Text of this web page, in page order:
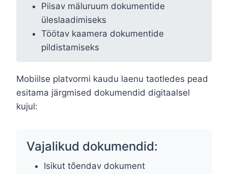
Piisav mäluruum dokumentide
üleslaadimiseks
Töötav kaamera dokumentide
pildistamiseks
Mobiilse platvormi kaudu laenu taotledes pead
esitama järgmised dokumendid digitaalsel
kujul:
Vajalikud dokumendid:
Isikut tõendav dokument